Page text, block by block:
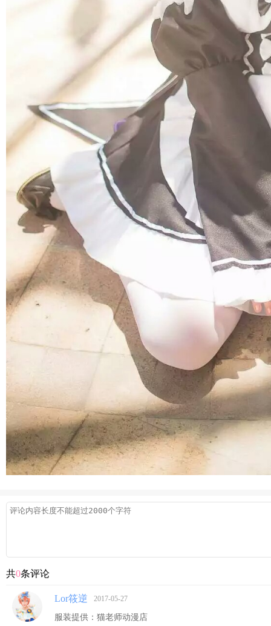
共0条评论
Lor筱逆 2017-05-27
服装提供：猫老师动漫店